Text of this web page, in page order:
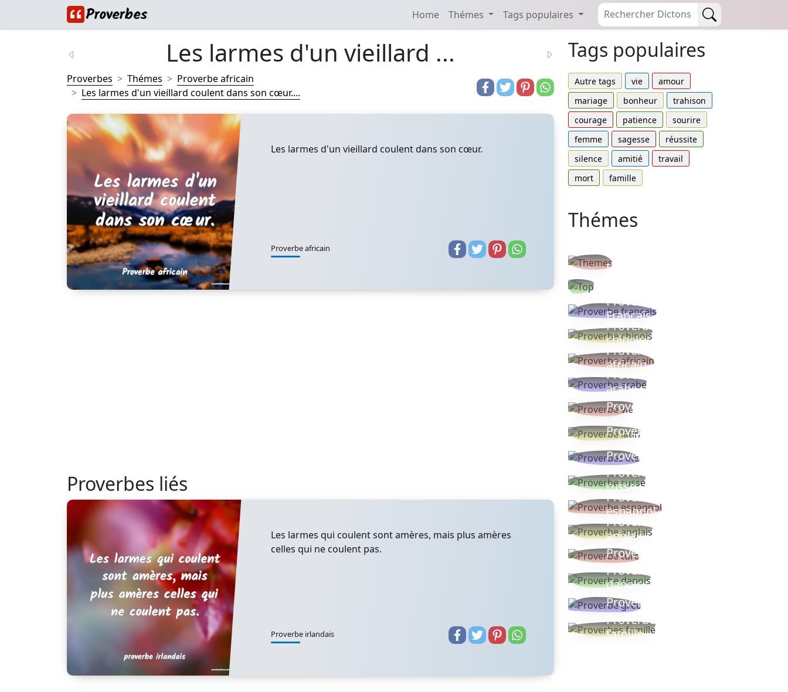
Home Thémes Tags populaires
Les larmes d'un vieillard ...
Proverbes Thémes
Proverbe africain
Les larmes d'un vieillard coulent dans son cœur....
Les larmes d'un vieillard coulent dans son cœur.
Proverbe africain
Proverbes liés
Les larmes qui coulent sont amères, mais plus amères
celles qui ne coulent pas.
Proverbe irlandais
Tags populaires
Autre tags vie
amour
mariage
bonheur
trahison
courage
patience
sourire
femme
sagesse
réussite
silence
amitié
travail
mort
famille
Thémes
thèmes
Proverbe
Français
Proverbe
chinois
Proverbe
africain
Proverbe
arabe
Proverbe vie
Proverbe latin
Proverbes ete
Proverbe
russe
Proverbe
espagnol
Proverbe
anglais
Proverbe turc
Proverbe
danois
Proverbe grec
Proverbes
famille